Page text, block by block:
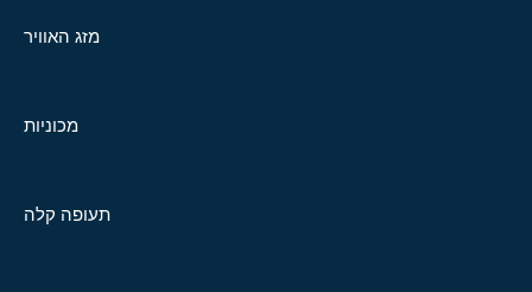
מזג האוויר
מכוניות
תעופה קלה